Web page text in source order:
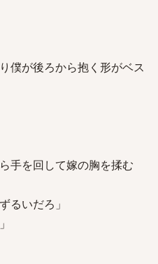
僕が後ろから抱く形がベス
手を回して嫁の胸を揉む
るいだろ」